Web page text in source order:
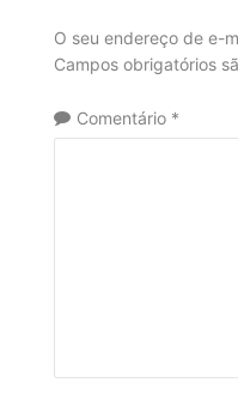
O seu endereço de e-
Campos obrigatórios
Comentário *